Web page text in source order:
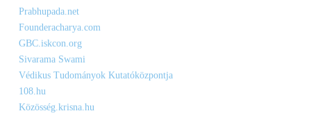
Prabhupada.net
Founderacharya.com
GBC.iskcon.org
Sivarama Swami
Védikus Tudományok Kutatóközpontja
108.hu
Közösség.krisna.hu